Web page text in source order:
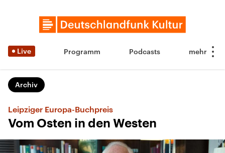
Live Programm Podcasts
Archiv
Leipziger Europa-Buchpreis
Vom Osten in den Westen